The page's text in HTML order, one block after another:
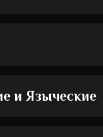
и Языческие